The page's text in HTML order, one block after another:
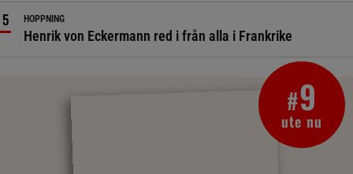
HOPPNING
Henrik von Eckermann red i från alla i Frankrike
#9
ute nu